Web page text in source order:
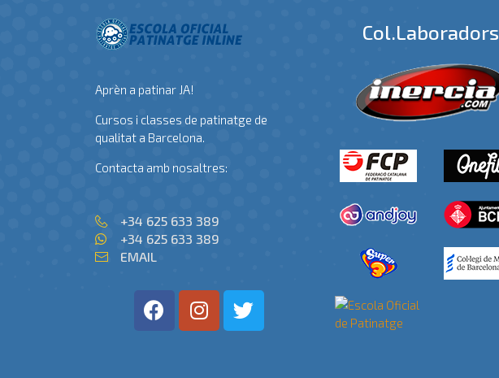
Aprèn a patinar JA!
Cursos i classes de patinatge de
qualitat a Barcelona.
Contacta amb nosaltres:
+34 625 633 389
+34 625 633 389
EMAIL
Col.laboradors